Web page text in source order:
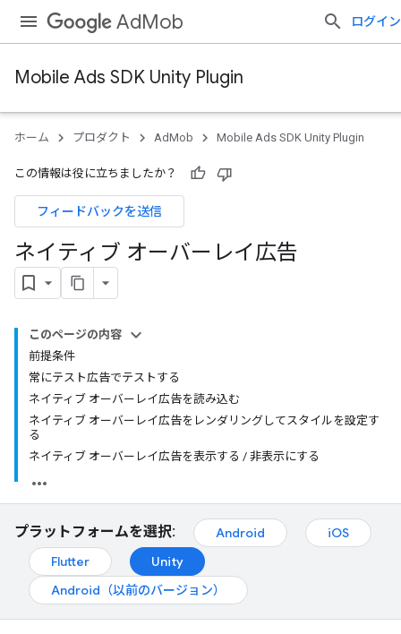
AdMob ログイン
Mobile Ads SDK Unity Plugin
ホーム プロダクト AdMob Mobile Ads SDK Unity Plugin
この情報は役に立ちましたか？
フィードバックを送信
ネイティブ オーバーレイ広告
このページの内容
前提条件
常にテスト広告でテストする
ネイティブ オーバーレイ広告を読み込む
ネイティブ オーバーレイ広告をレンダリングしてスタイルを設定す
る
ネイティブ オーバーレイ広告を表示する / 非表示にする
プラットフォームを選択: Android
iOS
Flutter
Unity
Android（以前のバージョン）